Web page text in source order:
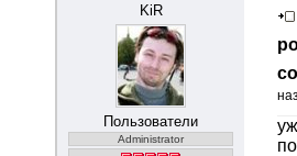
KiR
Пользователи
Administrator